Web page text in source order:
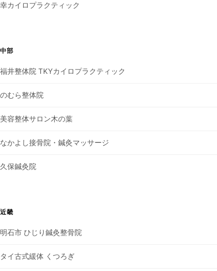
幸カイロプラクティック
中部
福井整体院 TKYカイロプラクティック
のむら整体院
美容整体サロン木の葉
なかよし接骨院・鍼灸マッサージ
久保鍼灸院
近畿
明石市 ひじり鍼灸整骨院
タイ古式緩体 くつろぎ